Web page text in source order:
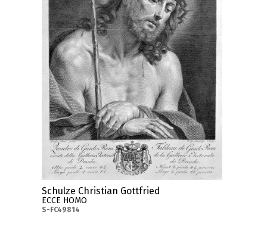
Schulze Christian Gottfried
ECCE HOMO
S-FC49814